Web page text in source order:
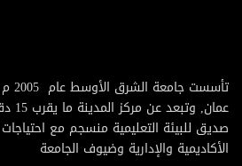
صديق للبيئة التعليمية منسجم مع احتياجات
الأكاديمية والإدارية وضيوف الجامعة